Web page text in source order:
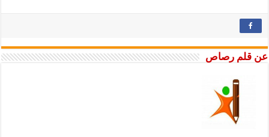
عن قلم رصاص